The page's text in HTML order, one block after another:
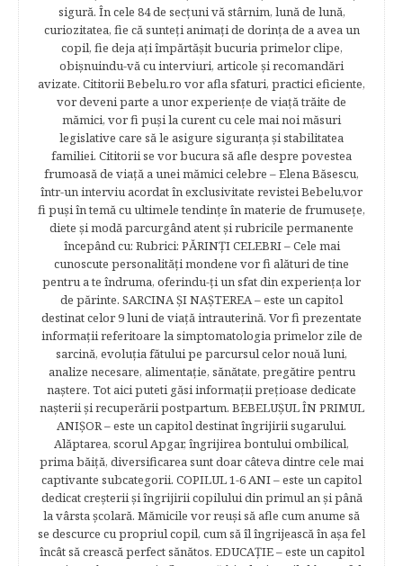
sigură. În cele 84 de secțuni vă stârnim, lună de lună,
curiozitatea, fie că sunteţi animaţi de dorinţa de a avea un
copil, fie deja aţi împărtăşit bucuria primelor clipe,
obişnuindu-vă cu interviuri, articole şi recomandări
avizate. Cititorii Bebelu.ro vor afla sfaturi, practici eficiente,
vor deveni parte a unor experienţe de viaţă trăite de
mămici, vor fi puşi la curent cu cele mai noi măsuri
legislative care să le asigure siguranţa şi stabilitatea
familiei. Cititorii se vor bucura să afle despre povestea
frumoasă de viață a unei mămici celebre – Elena Băsescu,
într-un interviu acordat în exclusivitate revistei Bebelu,vor
fi puşi în temă cu ultimele tendinţe în materie de frumuseţe,
diete şi modă parcurgând atent şi rubricile permanente
începând cu: Rubrici: PĂRINŢI CELEBRI – Cele mai
cunoscute personalităţi mondene vor fi alături de tine
pentru a te îndruma, oferindu-ţi un sfat din experienţa lor
de părinte. SARCINA ŞI NAŞTEREA – este un capitol
destinat celor 9 luni de viaţă intrauterină. Vor fi prezentate
informaţii referitoare la simptomatologia primelor zile de
sarcină, evoluţia fătului pe parcursul celor nouă luni,
analize necesare, alimentaţie, sănătate, pregătire pentru
naştere. Tot aici puteti găsi informaţii preţioase dedicate
naşterii şi recuperării postpartum. BEBELUŞUL ÎN PRIMUL
ANIŞOR – este un capitol destinat îngrijirii sugarului.
Alăptarea, scorul Apgar, îngrijirea bontului ombilical,
prima băiţă, diversificarea sunt doar câteva dintre cele mai
captivante subcategorii. COPILUL 1-6 ANI – este un capitol
dedicat creşterii şi îngrijirii copilului din primul an şi până
la vârsta şcolară. Mămicile vor reuşi să afle cum anume să
se descurce cu propriul copil, cum să îl îngrijească în aşa fel
încât să crească perfect sănătos. EDUCAŢIE – este un capitol